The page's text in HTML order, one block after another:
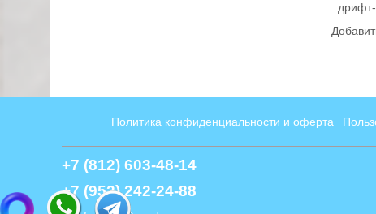
дрифт-
Политика конфиденциальности и оферта
+7 (812) 603-48-14
+7 (952) 242-24-88